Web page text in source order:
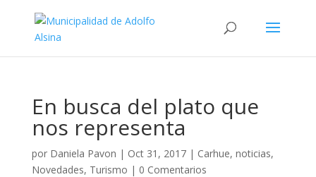
En busca del plato que
nos representa
por Daniela Pavon | Oct 31, 2017| Carhue, noticias,
Novedades, Turismo | 0 Comentarios